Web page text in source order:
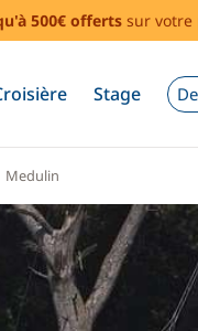
500€ offerts sur votre
Stage
Medulin